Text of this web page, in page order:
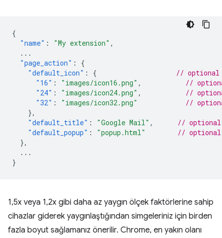
{
"name" : "My extension" ,
...
"page_action" :
{
"default_icon" : {
// optional
"16" : "images/icon16.png" ,
//
"24" : "images/icon24.png" ,
//
"32" : "images/icon32.png"
//
},
"default_title" : "Google Mail" ,
//
"default_popup" : "popup.html"
// optional
},
...
}
1,5x veya 1,2x gibi daha az yaygın ölçek faktörlerine sahip
cihazlar giderek yaygınlaştığından simgeleriniz için birden
fazla boyut sağlamanız önerilir. Chrome, en yakın olanı